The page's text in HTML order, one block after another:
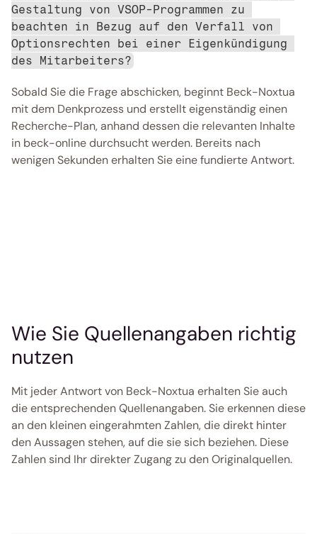
Gestaltung von VSOP-Programmen zu
beachten in Bezug auf den Verfall von
Optionsrechten bei einer Eigenkündigung
des Mitarbeiters?
Sobald Sie die Frage abschicken, beginnt Beck-Noxtua
mit dem Denkprozess und erstellt eigenständig einen
Recherche-Plan, anhand dessen die relevanten Inhalte
in beck-online durchsucht werden. Bereits nach
wenigen Sekunden erhalten Sie eine fundierte Antwort.
Wie Sie Quellenangaben richtig
nutzen
Mit jeder Antwort von Beck-Noxtua erhalten Sie auch
die entsprechenden Quellenangaben. Sie erkennen diese
an den kleinen eingerahmten Zahlen, die direkt hinter
den Aussagen stehen, auf die sie sich beziehen. Diese
Zahlen sind Ihr direkter Zugang zu den Originalquellen.